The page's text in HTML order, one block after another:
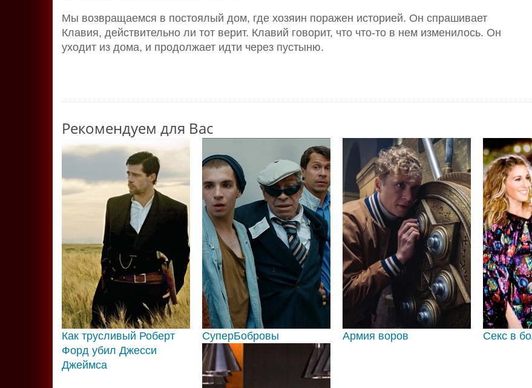
Мы возвращаемся в постоялый дом, где хозяин поражен историей. Он спрашивает
Клавия, действительно ли тот верит. Клавий говорит, что что-то в нем изменилось. Он
уходит из дома, и продолжает идти через пустыню.
Рекомендуем для Вас
Как трусливый Роберт
Форд убил Джесси
Джеймса
СуперБобровы Армия воров Секс в